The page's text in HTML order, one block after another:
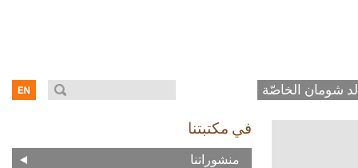
شومان الخاصّة
في مكتبتنا
منشوراتنا